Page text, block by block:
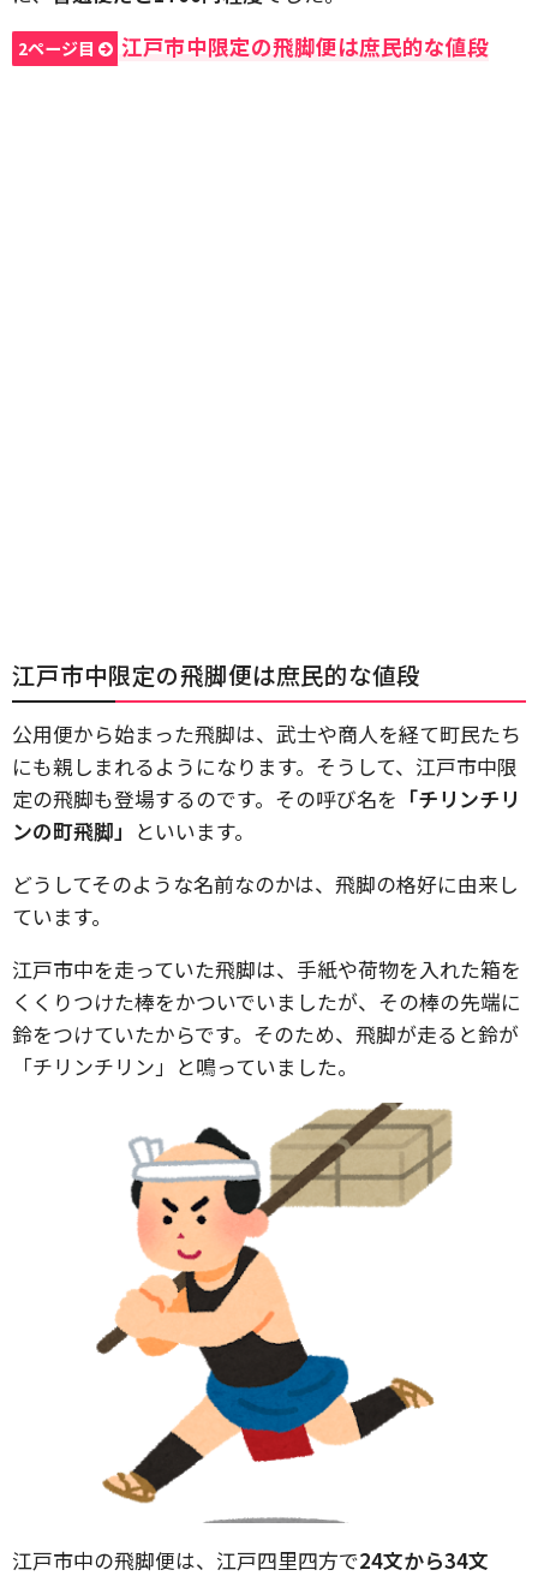
2ページ目 江戸市中限定の飛脚便は庶民的な値段
江戸市中限定の飛脚便は庶民的な値段
公用便から始まった飛脚は、武士や商人を経て町民たち
にも親しまれるようになります。そうして、江戸市中限
定の飛脚も登場するのです。その呼び名を 「チリンチリ
ンの町飛脚」 といいます。
どうしてそのような名前なのかは、飛脚の格好に由来し
ています。
江戸市中を走っていた飛脚は、手紙や荷物を入れた箱を
くくりつけた棒をかついでいましたが、その棒の先端に
鈴をつけていたからです。そのため、飛脚が走ると鈴が
「チリンチリン」と鳴っていました。
江戸市中の飛脚便は、江戸四里四方で24文から34文